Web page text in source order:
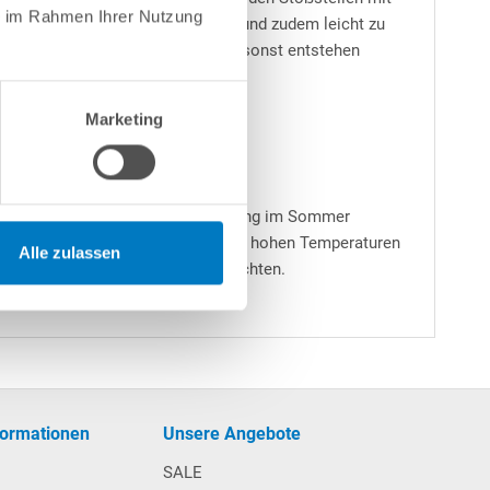
Rahmen Ihrer Nutzung
Marketing
Alle zulassen
kürzester Zeit eine sehr glatte und zudem leicht zu
während des Poolaufbaus sonst entstehen
bei voller Sonneneinstrahlung im Sommer
dass die Vinylplatten hohen Temperaturen
zur Kühlung mit Wasser befeuchten.
Unsere Angebote
SALE